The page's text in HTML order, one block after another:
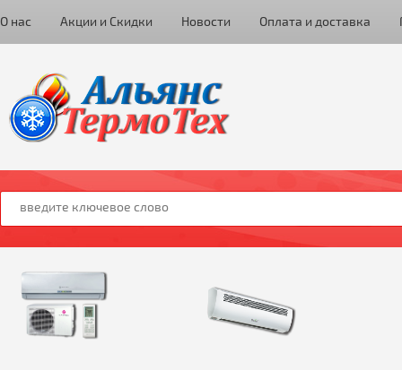
О нас Акции и Скидки Новости Оплата и доставка